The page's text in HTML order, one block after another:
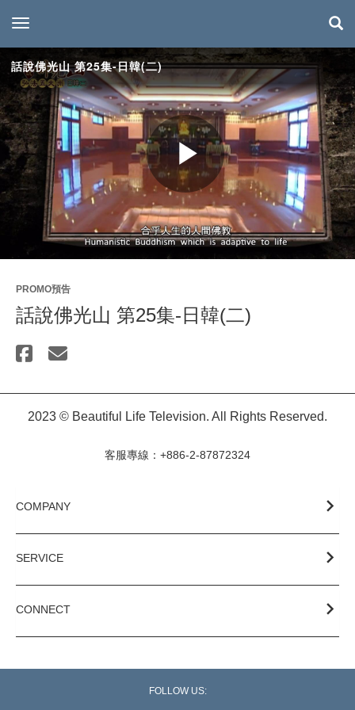
toggle navigation
話說佛光山 第25集-日韓(二)
Play
Video
PROMO預告
話說佛光山 第25集-日韓(二)
2023 © Beautiful Life Television. All Rights Reserved.
客服專線：+886-2-87872324
COMPANY
SERVICE
CONNECT
FOLLOW US: